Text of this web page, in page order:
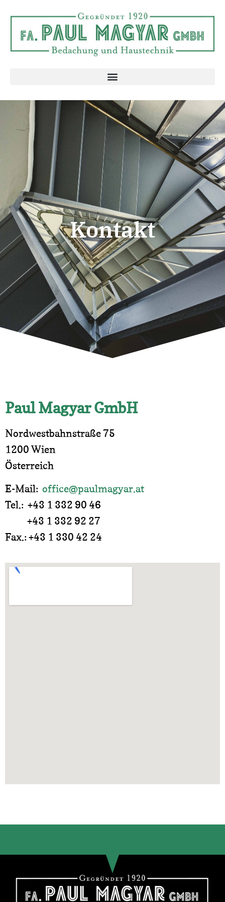
Kontakt
Paul Magyar GmbH
Nordwestbahnstraße 75
1200 Wien
Österreich
E-Mail: office@paulmagyar.at
Tel.: +43 1 332 90 46
+43 1 332 92 27
Fax.: +43 1 330 42 24